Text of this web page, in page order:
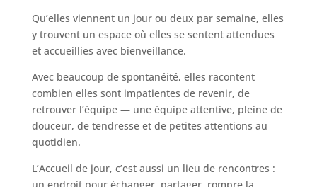
Qu’elles viennent un jour ou deux par semaine, elles
y trouvent un espace où elles se sentent attendues
et accueillies avec bienveillance.
Avec beaucoup de spontanéité, elles racontent
combien elles sont impatientes de revenir, de
retrouver l’équipe — une équipe attentive, pleine de
douceur, de tendresse et de petites attentions au
quotidien.
L’Accueil de jour, c’est aussi un lieu de rencontres :